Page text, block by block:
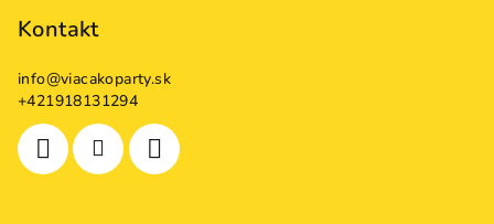
Kontakt
info@viacakoparty.sk
+421918131294